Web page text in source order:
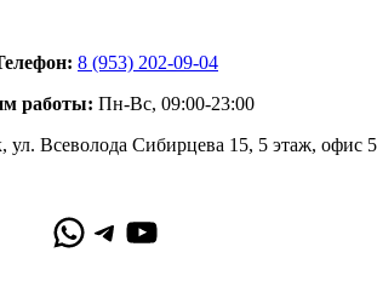
8 (953) 202-09-04
работы: Пн-Вс, 09:00-23:00
ул. Всеволода Сибирцева 15, 5 этаж, офис
WhatsApp
Telegram
YouTube